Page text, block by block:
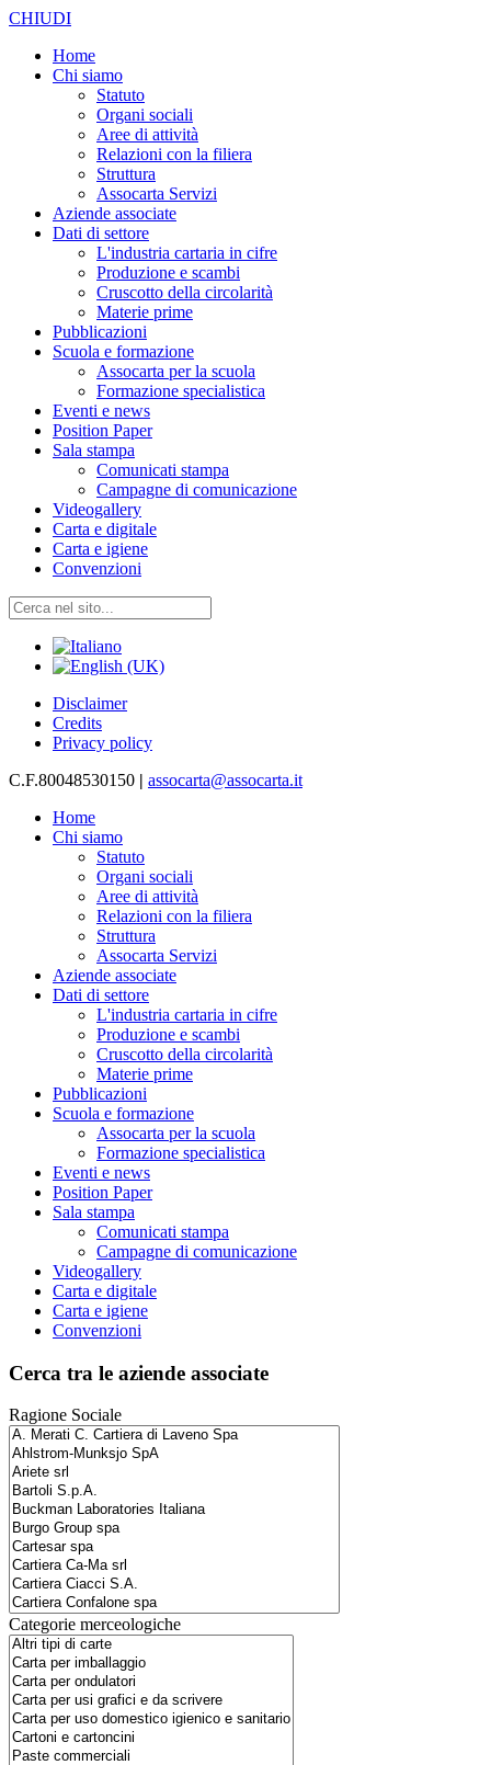
CHIUDI
Home
Chi siamo
Statuto
Organi sociali
Aree di attività
Relazioni con la filiera
Struttura
Assocarta Servizi
Aziende associate
Dati di settore
L'industria cartaria in cifre
Produzione e scambi
Cruscotto della circolarità
Materie prime
Pubblicazioni
Scuola e formazione
Assocarta per la scuola
Formazione specialistica
Eventi e news
Position Paper
Sala stampa
Comunicati stampa
Campagne di comunicazione
Videogallery
Carta e digitale
Carta e igiene
Convenzioni
Disclaimer
Credits
Privacy policy
C.F.80048530150 | assocarta@assocarta.it
Home
Chi siamo
Statuto
Organi sociali
Aree di attività
Relazioni con la filiera
Struttura
Assocarta Servizi
Aziende associate
Dati di settore
L'industria cartaria in cifre
Produzione e scambi
Cruscotto della circolarità
Materie prime
Pubblicazioni
Scuola e formazione
Assocarta per la scuola
Formazione specialistica
Eventi e news
Position Paper
Sala stampa
Comunicati stampa
Campagne di comunicazione
Videogallery
Carta e digitale
Carta e igiene
Convenzioni
Cerca tra le aziende associate
Ragione Sociale
Categorie merceologiche